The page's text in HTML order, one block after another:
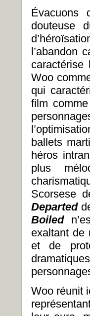
Évacuons
douteuse
l’abandon
Woo
qui
film
ballets
héros
plus
Scorsese
Departed
Boiled
exaltant de
et de
Woo réunit